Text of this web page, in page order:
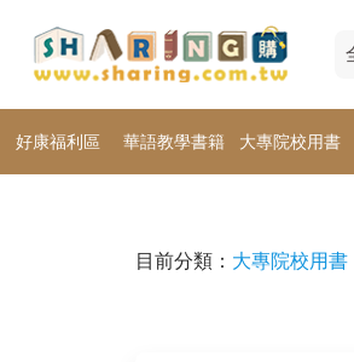
好康福利區 華語教學書籍 大專院校用書
目前分類： 大專院校用書